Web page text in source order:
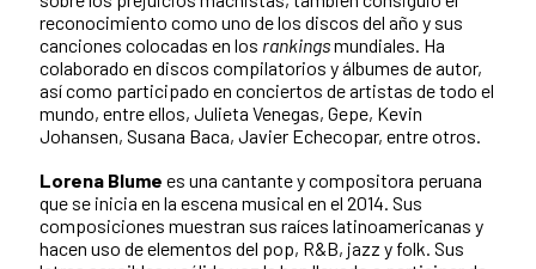
reconocimiento como uno de los discos del año y sus
canciones colocadas en los rankingsmundiales. Ha
colaborado en discos compilatorios y álbumes de autor,
así como participado en conciertos de artistas de todo el
mundo, entre ellos, Julieta Venegas, Gepe, Kevin
Johansen, Susana Baca, Javier Echecopar, entre otros.
Lorena Blume es una cantante y compositora peruana
que se inicia en la escena musical en el 2014. Sus
composiciones muestran sus raíces latinoamericanas y
hacen uso de elementos del pop, R&B, jazz y folk. Sus